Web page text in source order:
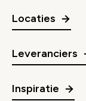
Locaties
Leveranciers
Inspiratie